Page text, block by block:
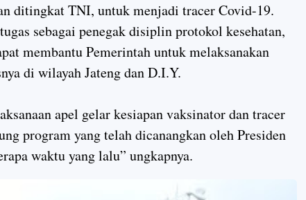
ditingkat TNI, untuk menjadi tracer Covid-19.
sebagai penegak disiplin protokol kesehatan,
membantu Pemerintah untuk melaksanakan
di wilayah Jateng dan D.I.Y.
apel gelar kesiapan vaksinator dan tracer
program yang telah dicanangkan oleh Presiden
waktu yang lalu” ungkapnya.